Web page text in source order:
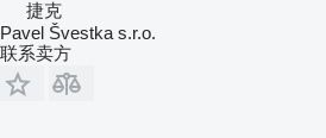
捷克
Pavel Švestka s.r.o.
联系卖方